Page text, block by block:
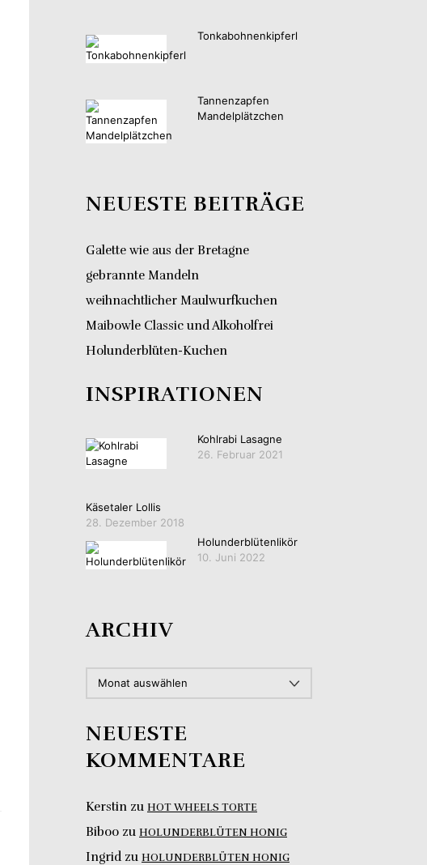
Tonkabohnenkipferl
Tannenzapfen
Mandelplätzchen
NEUESTE BEITRÄGE
Galette wie aus der Bretagne
gebrannte Mandeln
weihnachtlicher Maulwurfkuchen
Maibowle Classic und Alkoholfrei
Holunderblüten-Kuchen
INSPIRATIONEN
Kohlrabi Lasagne
26. Februar 2021
Käsetaler Lollis
28. Dezember 2018
Holunderblütenlikör
10. Juni 2022
ARCHIV
NEUESTE
KOMMENTARE
Kerstin zu HOT WHEELS TORTE
Biboo zu HOLUNDERBLÜTEN HONIG
Ingrid zu HOLUNDERBLÜTEN HONIG